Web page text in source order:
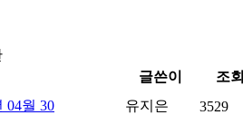
글쓴이 조회
04월 30 유지은 3529